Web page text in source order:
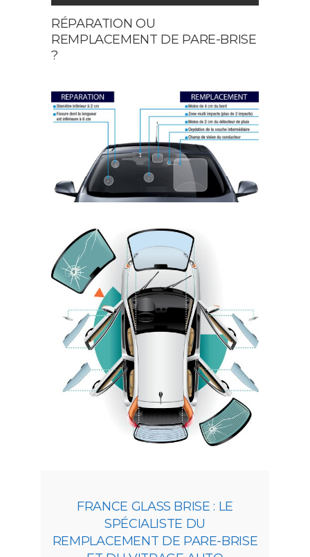
This
field
should
left
blank
RÉPARATION OU
REMPLACEMENT DE PARE-BRISE
?
FRANCE GLASS BRISE : LE
SPÉCIALISTE DU
REMPLACEMENT DE PARE-BRISE